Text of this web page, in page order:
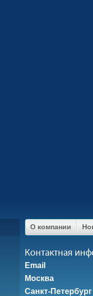
О компании
Контактная
Email
Москва
Санкт-Петербург